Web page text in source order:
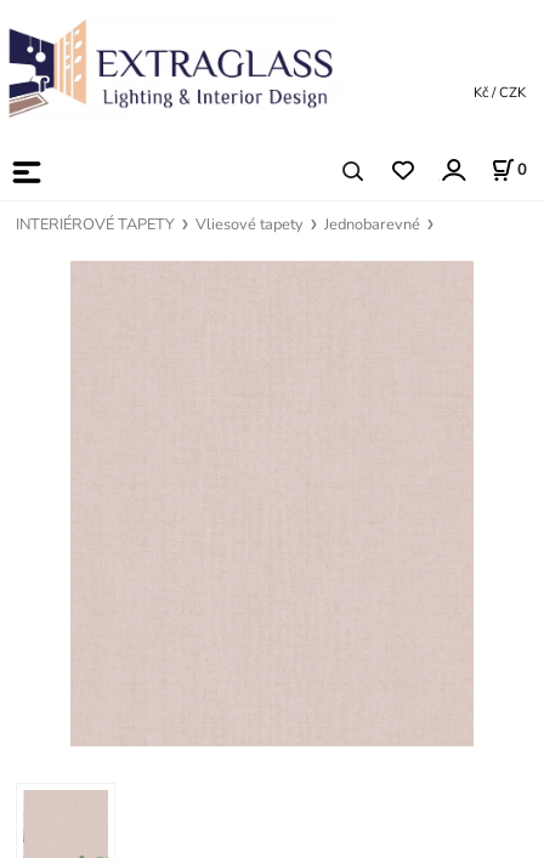
0
Kč / CZK
INTERIÉROVÉ TAPETY Vliesové tapety Jednobarevné